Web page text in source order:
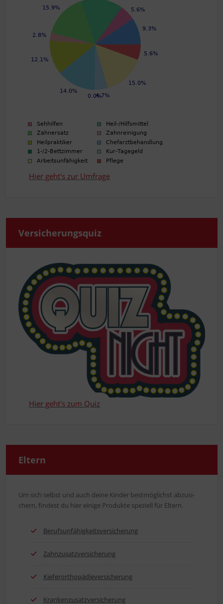
Hier geht's zur Umfrage
Ver­si­che­rungs­quiz
Hier geht's zum Quiz
Eltern
Um sich selbst und auch dei­ne Kin­der best­mög­lichst abzu­si­
chern, fin­dest du hier eini­ge Pro­duk­te spe­zi­ell für Eltern.
Berufs­un­fä­hig­keits­ver­si­che­rung
Zahn­zu­satz­ver­si­che­rung
Kie­fer­or­tho­pä­die­ver­si­che­rung
Kran­ken­zu­satz­ver­si­che­rung